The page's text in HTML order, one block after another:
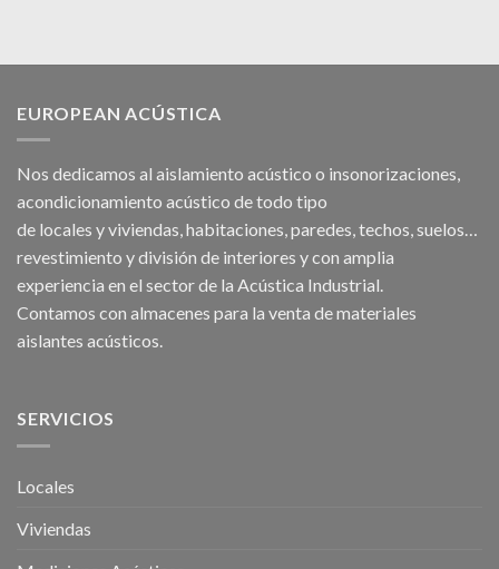
EUROPEAN ACÚSTICA
Nos dedicamos al aislamiento acústico o insonorizaciones,
acondicionamiento acústico de todo tipo
de locales yviviendas, habitaciones,paredes,techos, suelos…
revestimiento y división de interiores y con amplia
experiencia en el sector de la Acústica Industrial.
Contamos con almacenes para la venta demateriales
aislantes acústicos.
SERVICIOS
Locales
Viviendas